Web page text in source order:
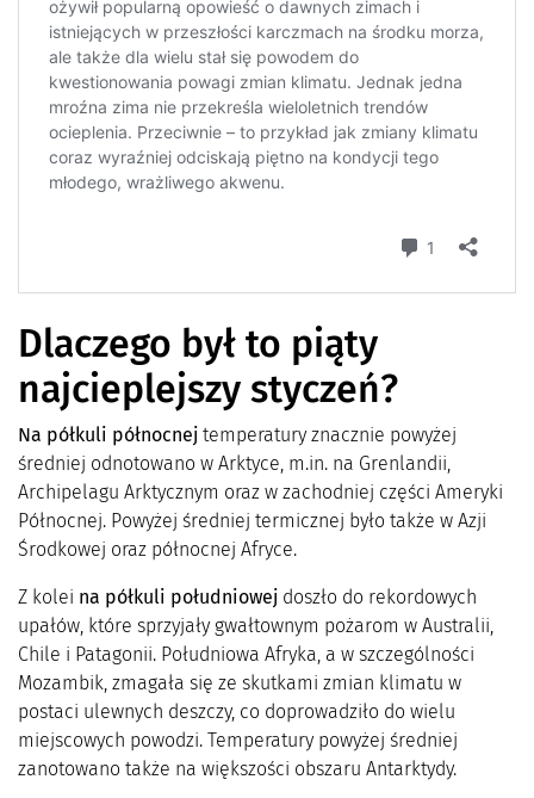
Dlaczego był to piąty
najcieplejszy styczeń?
Na półkuli północnej temperatury znacznie powyżej
średniej odnotowano w Arktyce, m.in. na Grenlandii,
Archipelagu Arktycznym oraz w zachodniej części Ameryki
Północnej. Powyżej średniej termicznej było także w Azji
Środkowej oraz północnej Afryce.
Z kolei na półkuli południowej doszło do rekordowych
upałów, które sprzyjały gwałtownym pożarom w Australii,
Chile i Patagonii. Południowa Afryka, a w szczególności
Mozambik, zmagała się ze skutkami zmian klimatu w
postaci ulewnych deszczy, co doprowadziło do wielu
miejscowych powodzi. Temperatury powyżej średniej
zanotowano także na większości obszaru Antarktydy.